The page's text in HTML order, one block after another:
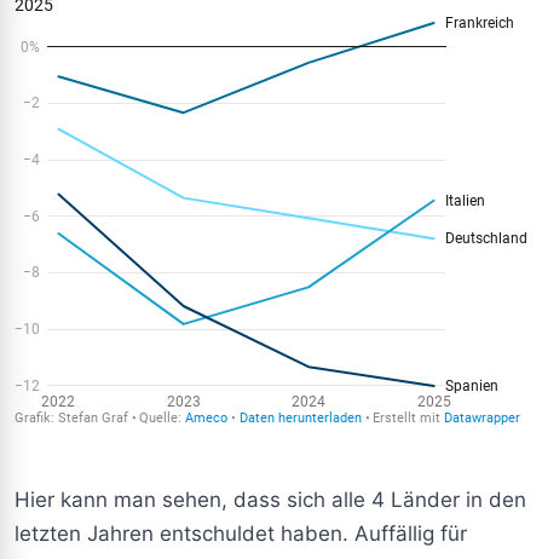
Hier kann man sehen, dass sich alle 4 Länder in den
letzten Jahren entschuldet haben. Auffällig für